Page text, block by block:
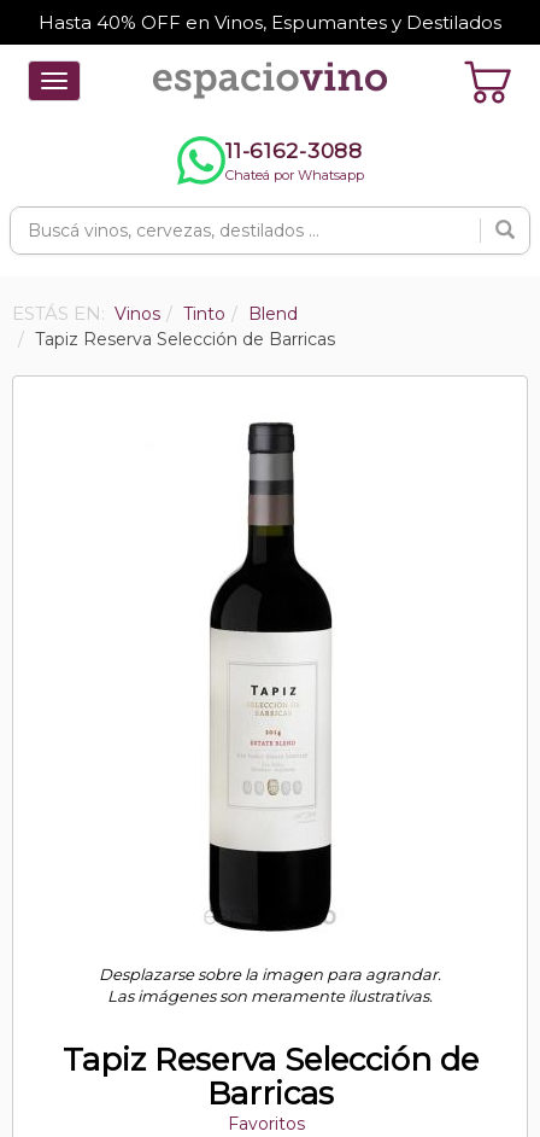
Hasta 40% OFF en Vinos, Espumantes y Destilados
Toggle
navigation
11-6162-3088
Chateá por Whatsapp
ESTÁS EN: Vinos Tinto
Blend
Tapiz Reserva Selección de Barricas
Desplazarse sobre la imagen para agrandar.
Las imágenes son meramente ilustrativas.
Tapiz Reserva Selección de
Barricas
Favoritos